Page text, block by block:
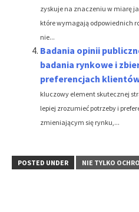
zyskuje na znaczeniu w miarę
które wymagają odpowiednich
nie...
Badania opinii
badania rynkowe i
preferencjach
kluczowy element skutecznej
lepiej zrozumieć potrzeby i
zmieniającym się rynku,...
POSTED UNDER NIE TYLKO